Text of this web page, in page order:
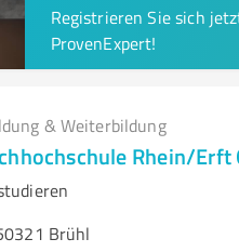
Registrieren Sie sich
ProvenExpert!
& Weiterbildung
Rhein/Erft
Brühl